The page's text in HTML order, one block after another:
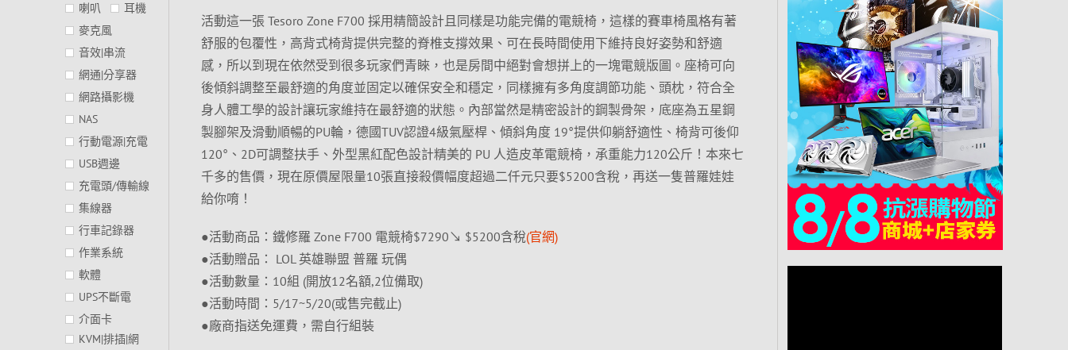
活動這一張 Tesoro Zone F700 採用精簡設計且同樣是功能完備的電競椅，這樣的賽車椅風格有著
舒服的包覆性，高背式椅背提供完整的脊椎支撐效果、可在長時間使用下維持良好姿勢和舒適
感，所以到現在依然受到很多玩家們青睞，也是房間中絕對會想拼上的一塊電競版圖。座椅可向
後傾斜調整至最舒適的角度並固定以確保安全和穩定，同樣擁有多角度調節功能、頭枕，符合全
身人體工學的設計讓玩家維持在最舒適的狀態。內部當然是精密設計的鋼製骨架，底座為五星鋼
製腳架及滑動順暢的PU輪，德國TUV認證4級氣壓桿、傾斜角度 19°提供仰躺舒適性、椅背可後仰
120°、2D可調整扶手、外型黑紅配色設計精美的 PU 人造皮革電競椅，承重能力120公斤！本來七
千多的售價，現在原價屋限量10張直接殺價幅度超過二仟元只要$5200含稅，再送一隻普羅娃娃
給你唷！
●活動商品：鐵修羅 Zone F700 電競椅$7290↘ $5200含稅(官網)
●活動贈品： LOL 英雄聯盟 普羅 玩偶
●活動數量：10組 (開放12名額,2位備取)
●活動時間：5/17~5/20(或售完截止)
●廠商指送免運費，需自行組裝
喇叭
耳機
麥克風
音效|串流
網通|分享器
網路攝影機
NAS
行動電源|充電
USB週邊
充電頭/傳輸線
集線器
行車記錄器
作業系統
軟體
UPS不斷電
介面卡
KVM|排插|網